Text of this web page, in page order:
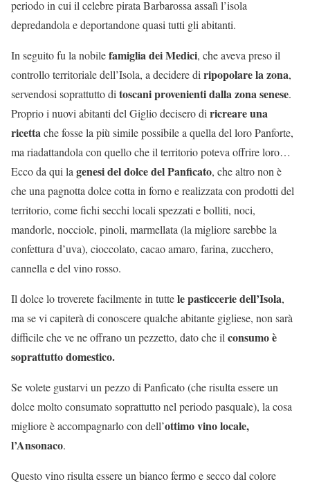
periodo in cui il celebre pirata Barbarossa assalì l’isola
depredandola e deportandone quasi tutti gli abitanti.
In seguito fu la nobilefamiglia dei Medici, che aveva preso il
controllo territoriale dell’Isola, a decidere diripopolare la zona,
servendosi soprattutto ditoscani provenienti dalla zona senese.
Proprio i nuovi abitanti del Giglio decisero diricreare una
ricettache fosse la più simile possibile a quella del loro Panforte,
ma riadattandola con quello che il territorio poteva offrire loro…
Ecco da qui lagenesi del dolce del Panficato, che altro non è
che una pagnotta dolce cotta in forno e realizzata con prodotti del
territorio, come fichi secchi locali spezzati e bolliti, noci,
mandorle, nocciole, pinoli, marmellata (la migliore sarebbe la
confettura d’uva), cioccolato, cacao amaro, farina, zucchero,
cannella e del vino rosso.
Il dolce lo troverete facilmente in tuttele pasticcerie dell’Isola,
ma se vi capiterà di conoscere qualche abitante gigliese, non sarà
difficile che ve ne offrano un pezzetto, dato che ilconsumo è
soprattutto domestico.
Se volete gustarvi un pezzo di Panficato (che risulta essere un
dolce molto consumato soprattutto nel periodo pasquale), la cosa
migliore è accompagnarlo con dell’ottimo vino locale,
l’Ansonaco.
Questo vino risulta essere un bianco fermo e secco dal colore